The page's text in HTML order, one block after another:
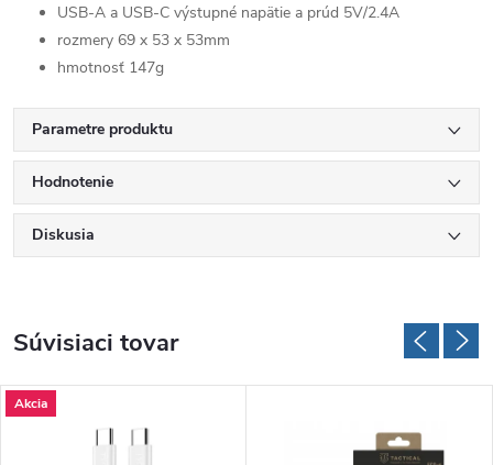
USB-A a USB-C výstupné napätie a prúd 5V/2.4A
rozmery 69 x 53 x 53mm
hmotnosť 147g
Parametre produktu
Hodnotenie
Diskusia
Súvisiaci tovar
Akcia